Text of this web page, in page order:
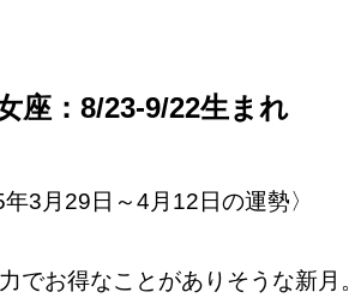
座：8/23-9/22生まれ
年3月29日～4月12日の運勢〉
でお得なことがありそうな新月